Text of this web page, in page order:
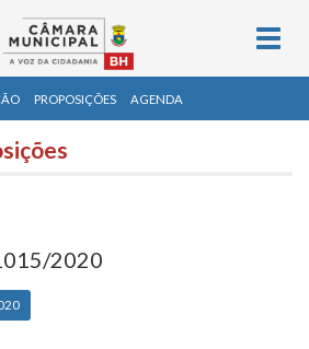
PROPOSIÇÕES AGENDA
2020